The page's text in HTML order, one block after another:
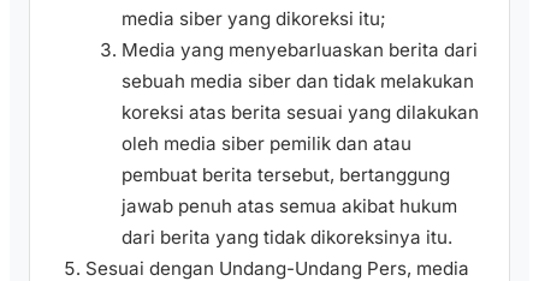
media siber yang dikoreksi itu;
Media yang menyebarluaskan berita dari
sebuah media siber dan tidak melakukan
koreksi atas berita sesuai yang dilakukan
oleh media siber pemilik dan atau
pembuat berita tersebut, bertanggung
jawab penuh atas semua akibat hukum
dari berita yang tidak dikoreksinya itu.
Sesuai dengan Undang-Undang Pers, media